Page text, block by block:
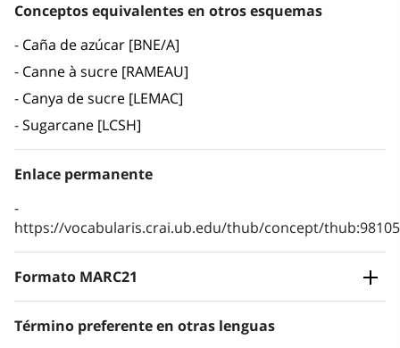
Conceptos equivalentes en otros esquemas
Caña de azúcar [BNE/A]
Canne à sucre [RAMEAU]
Canya de sucre [LEMAC]
Sugarcane [LCSH]
Enlace permanente
https://vocabularis.crai.ub.edu/thub/concept/
Formato MARC21
Término preferente en otras lenguas